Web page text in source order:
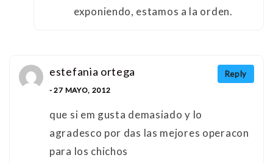
exponiendo, estamos a la orden.
Reply
estefania ortega
- 27 MAYO, 2012
que si em gusta demasiado y lo
agradesco por das las mejores operacon
para los chichos